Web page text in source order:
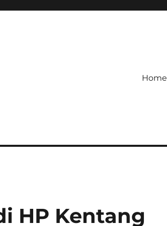
Home
HP Kentang